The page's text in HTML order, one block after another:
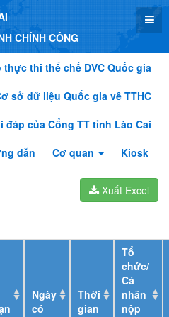
CHÍNH CÔNG
thực thi thể chế DVC Quốc gia
sở dữ liệu Quốc gia về TTHC
đáp của Cổng TT tỉnh Lào Cai
dẫn
Cơ quan Kiosk
Xuất Excel
Ngày
có
Thời
gian
Tổ
chức/
Cá
nhân
nộp